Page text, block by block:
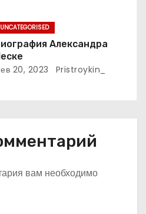
UNCATEGORISED
Александра
20, 2023 Pristroykin_
вам необходимо